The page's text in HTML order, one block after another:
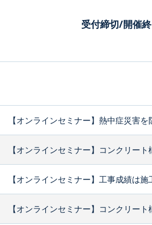
受付締切/開催
【オンラインセミナー】熱中症災害
【オンラインセミナー】コンクリー
【オンラインセミナー】工事成績は施
【オンラインセミナー】コンクリー